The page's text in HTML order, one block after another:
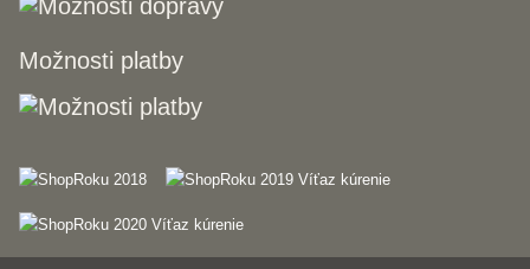
Možnosti platby